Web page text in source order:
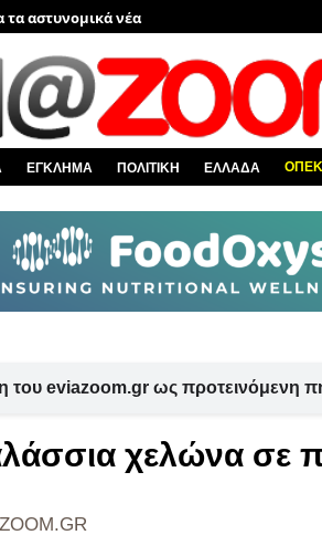
τα νέα από τον κόσμο
τα νέα για την Χαλκίδα και όλη την Εύβοια
τις ειδήσεις από την Ελλάδα
τα πολιτικά νέα
αποκαλύψεις του EviaZoom.gr
ΕΓΚΛΗΜΑ ΠΟΛΙΤΙΚΗ ΕΛΛΑΔΑ
του eviazoom.gr ως προτεινόμενη
χελώνα σε